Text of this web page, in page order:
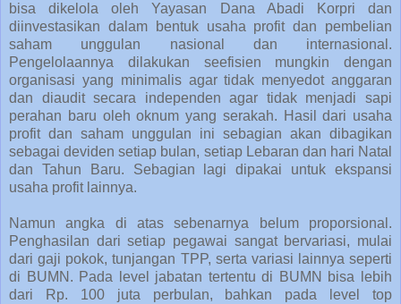
bisa dikelola oleh Yayasan Dana Abadi Korpri dan
diinvestasikan dalam bentuk usaha profit dan pembelian
saham unggulan nasional dan internasional.
Pengelolaannya dilakukan seefisien mungkin dengan
organisasi yang minimalis agar tidak menyedot anggaran
dan diaudit secara independen agar tidak menjadi sapi
perahan baru oleh oknum yang serakah. Hasil dari usaha
profit dan saham unggulan ini sebagian akan dibagikan
sebagai deviden setiap bulan, setiap Lebaran dan hari Natal
dan Tahun Baru. Sebagian lagi dipakai untuk ekspansi
usaha profit lainnya.
Namun angka di atas sebenarnya belum proporsional.
Penghasilan dari setiap pegawai sangat bervariasi, mulai
dari gaji pokok, tunjangan TPP, serta variasi lainnya seperti
di BUMN. Pada level jabatan tertentu di BUMN bisa lebih
dari Rp. 100 juta perbulan, bahkan pada level top